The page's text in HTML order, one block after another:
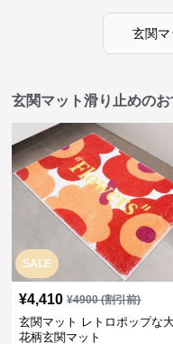
玄関マ
玄関マット滑り止めの
SALE
¥4,410 ¥4900(割引前)
玄関マット レトロポップな
花柄玄関マット